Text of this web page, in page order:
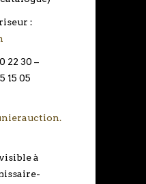
:
22 30 –
15 05
à